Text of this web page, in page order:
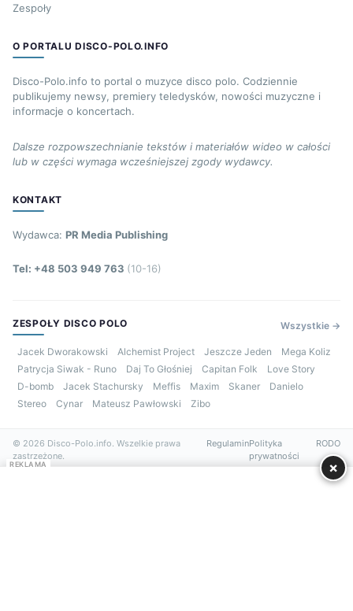
Zespoły
O PORTALU DISCO-POLO.INFO
Disco-Polo.info to portal o muzyce disco polo. Codziennie
publikujemy newsy, premiery teledysków, nowości muzyczne i
informacje o koncertach.
Dalsze rozpowszechnianie tekstów i materiałów wideo w całości
lub w części wymaga wcześniejszej zgody wydawcy.
KONTAKT
Wydawca: PR Media Publishing
Tel: +48 503 949 763 (10-16)
ZESPOŁY DISCO POLO Wszystkie →
Jacek Dworakowski Alchemist Project Jeszcze Jeden
Mega Koliz
Patrycja Siwak - Runo
Daj To Głośniej Capitan Folk
Love Story
D-bomb
Jacek Stachursky Meffis Maxim Skaner
Danielo
Stereo
Cynar Mateusz Pawłowski Zibo
© 2026 Disco-Polo.info. Wszelkie prawa
zastrzeżone.
RegulaminPolityka
prywatności
RODO
REKLAMA ×